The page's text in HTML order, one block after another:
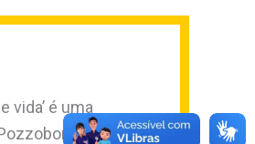
vida’ é uma
e pela